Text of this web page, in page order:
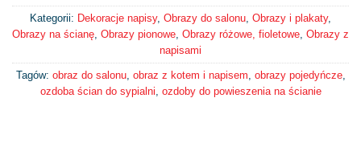
Kategorii: Dekoracje napisy, Obrazy do salonu Obrazy i plakaty,
Obrazy na ścianę Obrazy pionowe Obrazy różowe, fioletowe Obrazy z
napisami
Tagów: obraz do salonu, obraz z kotem i napisem obrazy pojedyńcze,
ozdoba ścian do sypialni ozdoby do powieszenia na ścianie